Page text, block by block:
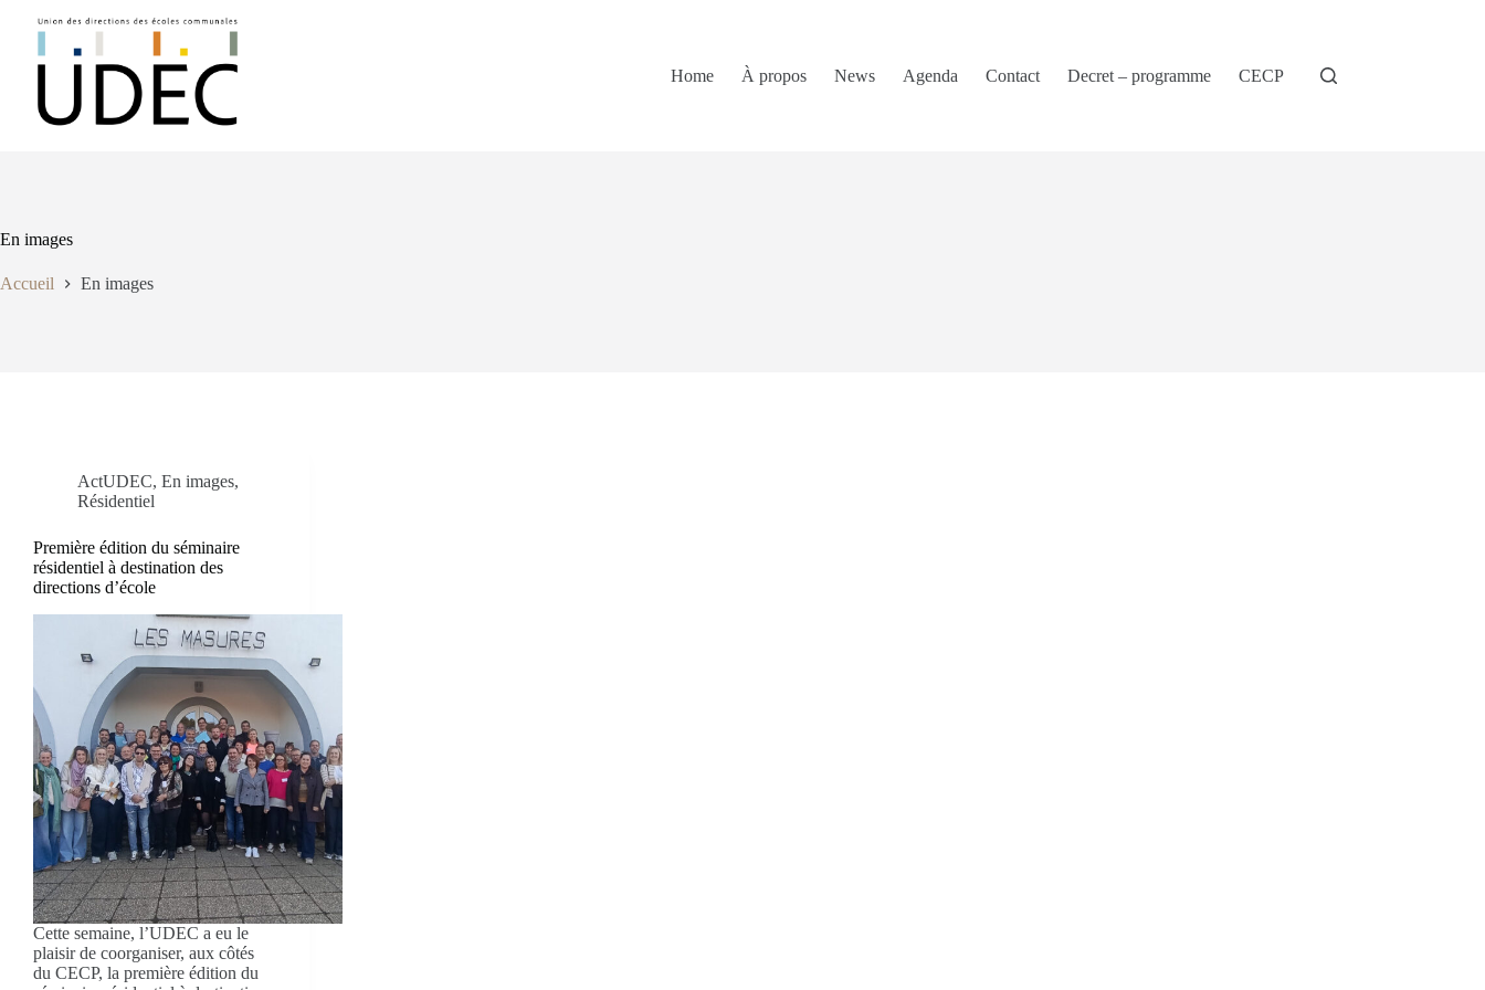
Home
À propos News Agenda Contact Decret – programme CECP
En images
Accueil En images
ActUDEC, En images,
Résidentiel
Première édition du séminaire
résidentiel à destination des
directions d’école
Cette semaine, l’UDEC a eu le
plaisir de coorganiser, aux côtés
du CECP, la première édition du